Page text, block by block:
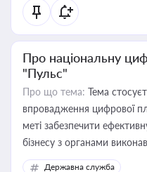
Про національну
"Пульс"
Про що тема: Тема
впровадження цифрової
меті забезпечити
бізнесу з органами
Державна служба